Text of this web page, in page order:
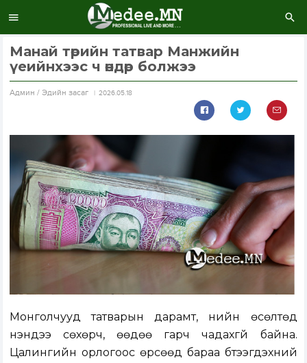
Манай төрийн татвар Манжийн
үеийнхээс ч өндөр болжээ
Aдмин / Эдийн засаг 2026.05.18
Монголчууд татварын дарамт, үнийн өсөлтөд
үнэндээ сөхөрч, өөдөө гарч чадахгүй байна.
Цалингийн орлогоос өрсөөд бараа бүтээгдэхүүний